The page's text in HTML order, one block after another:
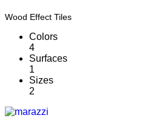
Wood Effect Tiles
Colors
4
Surfaces
1
Sizes
2